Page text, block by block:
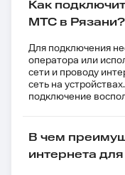
Как
МТС в Рязани?
Для подключения
оператора или
сети и проводу
сеть на
подключение
В чем
интернета